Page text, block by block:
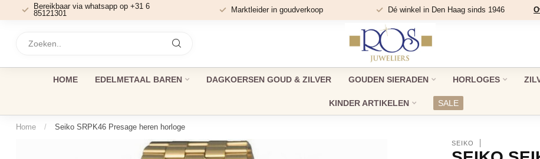
Bereikbaar via whatsapp op +31 6
85121301
Marktleider in goudverkoop Dé winkel in Den Haag sinds 1946
HOME EDELMETAAL BAREN DAGKOERSEN GOUD & ZILVER GOUDEN SIERADEN HORLOGES
KINDER ARTIKELEN SALE
Home / Seiko SRPK46 Presage heren horloge
SEIKO